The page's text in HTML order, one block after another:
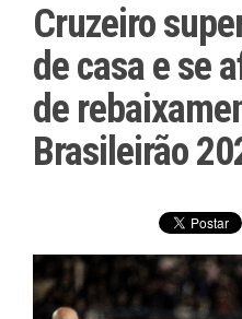
Cruzeiro
de casa e se
de
Brasileirão